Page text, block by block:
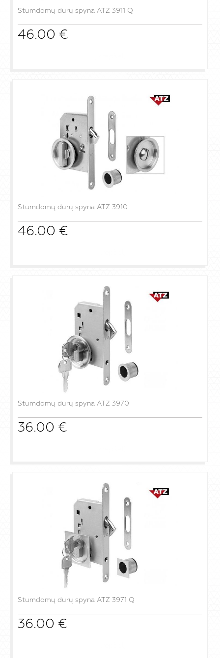
Stumdomų durų spyna ATZ 3911 Q
46.00 €
Stumdomų durų spyna ATZ 3910
46.00 €
Stumdomų durų spyna ATZ 3970
36.00 €
Stumdomų durų spyna ATZ 3971 Q
36.00 €